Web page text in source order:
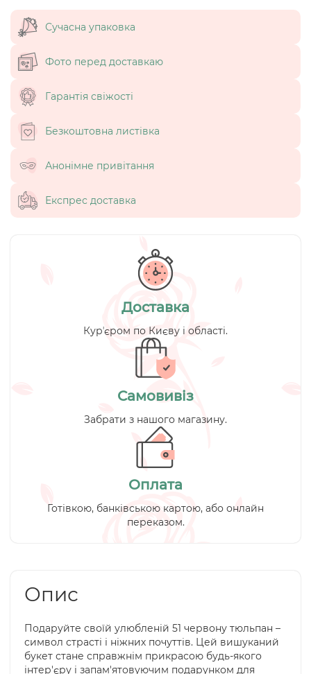
Сучасна упаковка
Фото перед доставкаю
Гарантія свіжості
Безкоштовна листівка
Анонімне привітання
Експрес доставка
Доставка
Курʼєром по Києву і області.
Самовивіз
Забрати з нашого магазину.
Оплата
Готівкою, банківською картою, або онлайн
переказом.
Опис
Подаруйте своїй улюбленій 51 червону тюльпан –
символ страсті і ніжних почуттів. Цей вишуканий
букет стане справжнім прикрасою будь-якого
інтер'єру і запам'ятовуючим подарунком для